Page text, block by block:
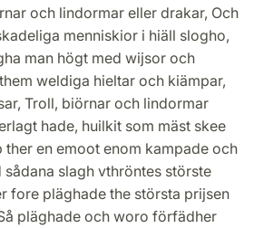
och lindormar eller drakar, Och
menniskior i hiäll slogho,
man högt med wijsor och
weldiga hieltar och kiämpar,
Troll, biörnar och lindormar
hade, huilkit som mäst skee
ther en emoot enom kampade och
slagh vthröntes störste
fore pläghade the största prijsen
pläghade och woro förfädher